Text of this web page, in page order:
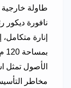
طاولة
الأصول تمثل
مخاطر